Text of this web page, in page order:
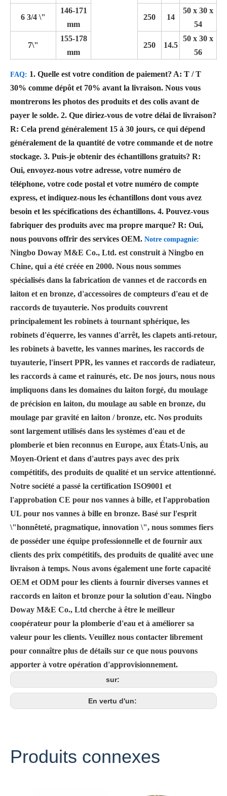
6 3/4 \"
146-171
mm
250 14
50 x 30 x
54
7\"
155-178
mm
250 14.5
50 x 30 x
56
FAQ: 1. Quelle est votre condition de paiement? A: T / T
30% comme dépôt et 70% avant la livraison. Nous vous
montrerons les photos des produits et des colis avant de
payer le solde. 2. Que diriez-vous de votre délai de livraison?
R: Cela prend généralement 15 à 30 jours, ce qui dépend
généralement de la quantité de votre commande et de notre
stockage. 3. Puis-je obtenir des échantillons gratuits? R:
Oui, envoyez-nous votre adresse, votre numéro de
téléphone, votre code postal et votre numéro de compte
express, et indiquez-nous les échantillons dont vous avez
besoin et les spécifications des échantillons. 4. Pouvez-vous
fabriquer des produits avec ma propre marque? R: Oui,
nous pouvons offrir des services OEM. Notre compagnie:
Ningbo Doway M&E Co., Ltd. est construit à Ningbo en
Chine, qui a été créée en 2000. Nous nous sommes
spécialisés dans la fabrication de vannes et de raccords en
laiton et en bronze, d'accessoires de compteurs d'eau et de
raccords de tuyauterie. Nos produits couvrent
principalement les robinets à tournant sphérique, les
robinets d'équerre, les vannes d'arrêt, les clapets anti-retour,
les robinets à bavette, les vannes marines, les raccords de
tuyauterie, l'insert PPR, les vannes et raccords de radiateur,
les raccords à came et rainurés, etc. De nos jours, nous nous
impliquons dans les domaines du laiton forgé, du moulage
de précision en laiton, du moulage au sable en bronze, du
moulage par gravité en laiton / bronze, etc. Nos produits
sont largement utilisés dans les systèmes d'eau et de
plomberie et bien reconnus en Europe, aux États-Unis, au
Moyen-Orient et dans d'autres pays avec des prix
compétitifs, des produits de qualité et un service attentionné.
Notre société a passé la certification ISO9001 et
l'approbation CE pour nos vannes à bille, et l'approbation
UL pour nos vannes à bille en bronze. Basé sur l'esprit
\"honnêteté, pragmatique, innovation \", nous sommes fiers
de posséder une équipe professionnelle et de fournir aux
clients des prix compétitifs, des produits de qualité avec une
livraison à temps. Nous avons également une forte capacité
OEM et ODM pour les clients à fournir diverses vannes et
raccords en laiton et bronze pour la solution d'eau. Ningbo
Doway M&E Co., Ltd cherche à être le meilleur
coopérateur pour la plomberie d'eau et à améliorer sa
valeur pour les clients. Veuillez nous contacter librement
pour connaître plus de détails sur ce que nous pouvons
apporter à votre opération d'approvisionnement.
sur:
En vertu d'un:
Produits connexes